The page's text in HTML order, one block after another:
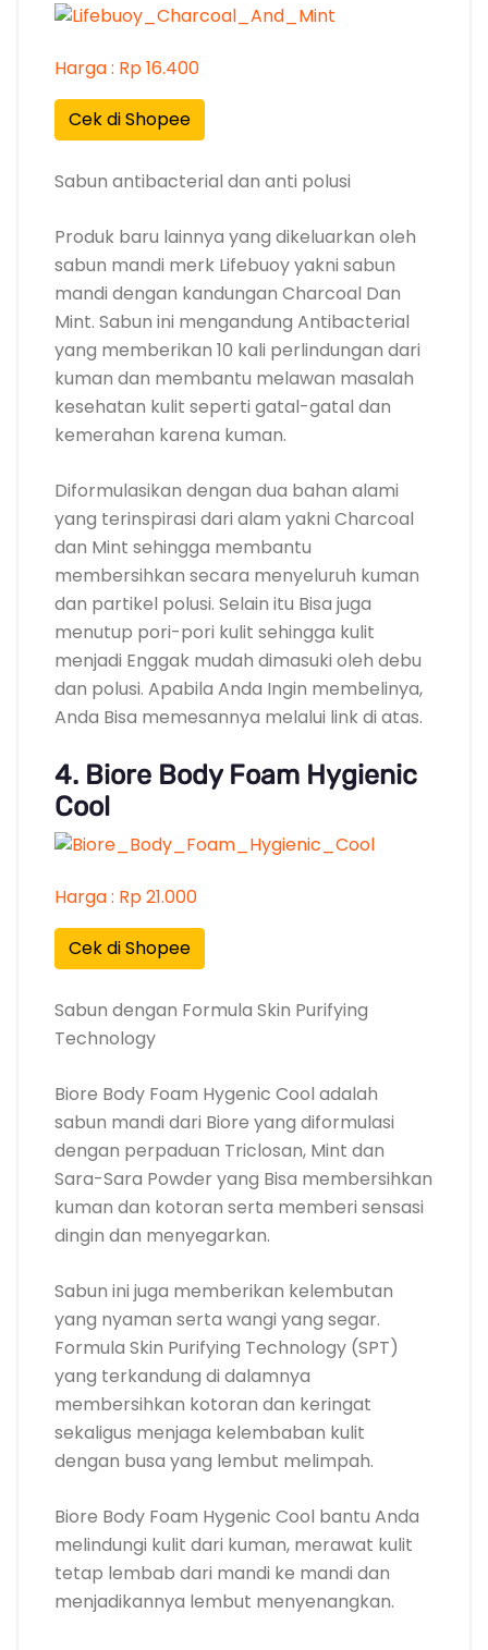
Harga : Rp 16.400
Cek di Shopee
Sabun antibacterial dan anti polusi
Produk baru lainnya yang dikeluarkan oleh
sabun mandi merk Lifebuoy yakni sabun
mandi dengan kandungan Charcoal Dan
Mint. Sabun ini mengandung Antibacterial
yang memberikan 10 kali perlindungan dari
kuman dan membantu melawan masalah
kesehatan kulit seperti gatal-gatal dan
kemerahan karena kuman.
Diformulasikan dengan dua bahan alami
yang terinspirasi dari alam yakni Charcoal
dan Mint sehingga membantu
membersihkan secara menyeluruh kuman
dan partikel polusi. Selain itu Bisa juga
menutup pori-pori kulit sehingga kulit
menjadi Enggak mudah dimasuki oleh debu
dan polusi. Apabila Anda Ingin membelinya,
Anda Bisa memesannya melalui link di atas.
4. Biore Body Foam Hygienic
Cool
Harga : Rp 21.000
Cek di Shopee
Sabun dengan Formula Skin Purifying
Technology
Biore Body Foam Hygenic Cool adalah
sabun mandi dari Biore yang diformulasi
dengan perpaduan Triclosan, Mint dan
Sara-Sara Powder yang Bisa membersihkan
kuman dan kotoran serta memberi sensasi
dingin dan menyegarkan.
Sabun ini juga memberikan kelembutan
yang nyaman serta wangi yang segar.
Formula Skin Purifying Technology (SPT)
yang terkandung di dalamnya
membersihkan kotoran dan keringat
sekaligus menjaga kelembaban kulit
dengan busa yang lembut melimpah.
Biore Body Foam Hygenic Cool bantu Anda
melindungi kulit dari kuman, merawat kulit
tetap lembab dari mandi ke mandi dan
menjadikannya lembut menyenangkan.